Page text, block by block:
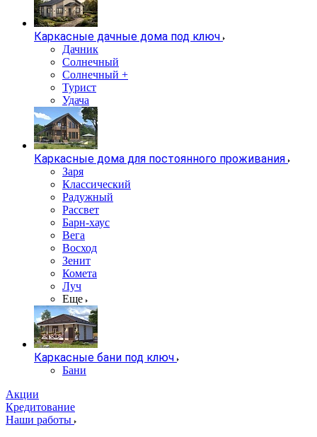
Каркасные дачные дома под ключ
Дачник
Солнечный
Солнечный +
Турист
Удача
Каркасные дома для постоянного проживания
Заря
Классический
Радужный
Рассвет
Барн-хаус
Вега
Восход
Зенит
Комета
Луч
Еще
Каркасные бани под ключ
Бани
Акции
Кредитование
Наши работы